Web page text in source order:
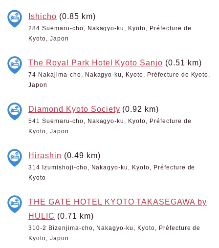
Ishicho (0.85 km)
284 Suemaru-cho, Nakagyo-ku, Kyoto, Préfecture de
Kyoto, Japon
The Royal Park Hotel Kyoto Sanjo (0.51 km)
74 Nakajima-cho, Nakagyo-ku, Kyoto, Préfecture de Kyoto,
Japon
Diamond Kyoto Society (0.92 km)
541 Suemaru-cho, Nakagyo-ku, Kyoto, Préfecture de
Kyoto, Japon
Hirashin (0.49 km)
314 Izumishoji-cho, Nakagyo-ku, Kyoto, Préfecture de
Kyoto
THE GATE HOTEL KYOTO TAKASEGAWA by
HULIC (0.71 km)
310-2 Bizenjima-cho, Nakagyo-ku, Kyoto, Préfecture de
Kyoto, Japon